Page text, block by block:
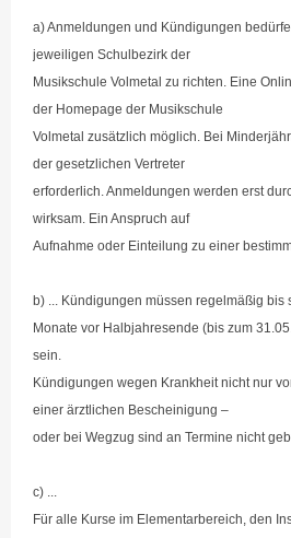
a) Anmeldungen und Kündigungen
jeweiligen Schulbezirk der
Musikschule Volmetal zu richten. Eine
der Homepage der Musikschule
Volmetal zusätzlich möglich. Bei
der gesetzlichen Vertreter
erforderlich. Anmeldungen werden erst
wirksam. Ein Anspruch auf
Aufnahme oder Einteilung zu einer
b) ... Kündigungen müssen regelmäßig bis
Monate vor Halbjahresende (bis zum
sein.
Kündigungen wegen Krankheit nicht nur
einer ärztlichen Bescheinigung –
oder bei Wegzug sind an Termine nicht
c) ...
Für alle Kurse im Elementarbereich, den